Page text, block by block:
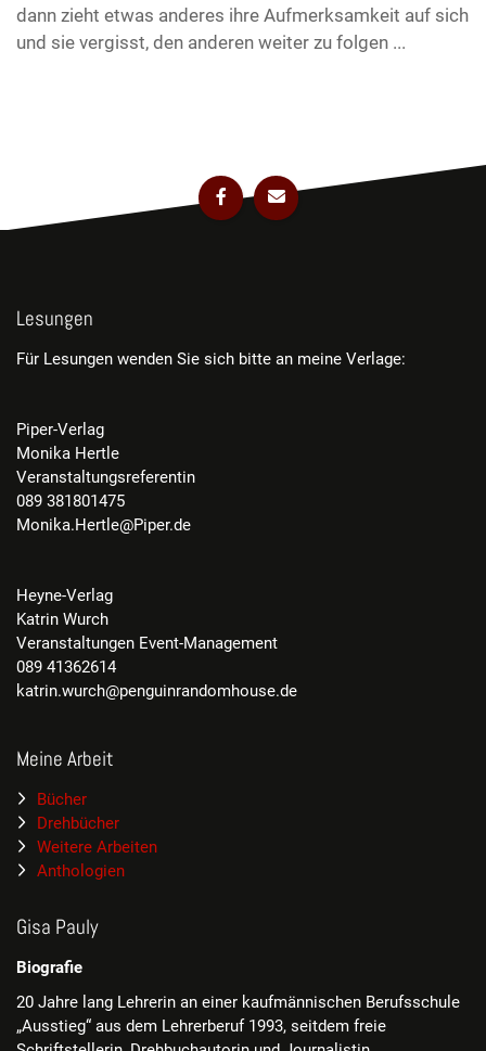
dann zieht etwas anderes ihre Aufmerksamkeit auf sich
und sie vergisst, den anderen weiter zu folgen ...
Lesungen
Für Lesungen wenden Sie sich bitte an meine Verlage:
Piper-Verlag
Monika Hertle
Veranstaltungsreferentin
089 381801475
Monika.Hertle@Piper.de
Heyne-Verlag
Katrin Wurch
Veranstaltungen Event-Management
089 41362614
katrin.wurch@penguinrandomhouse.de
Meine Arbeit
Bücher
Drehbücher
Weitere Arbeiten
Anthologien
Gisa Pauly
Biografie
20 Jahre lang Lehrerin an einer kaufmännischen Berufsschule
„Ausstieg“ aus dem Lehrerberuf 1993, seitdem freie